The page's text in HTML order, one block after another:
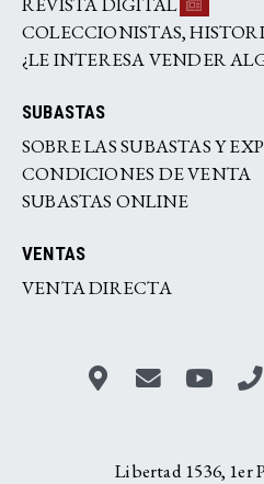
COLECCIONISTAS,
¿LE INTERESA VENDER
SUBASTAS
SOBRE LAS SUBASTAS Y
CONDICIONES DE VENTA
SUBASTAS ONLINE
VENTAS
VENTA DIRECTA
Libertad 1536, 1er